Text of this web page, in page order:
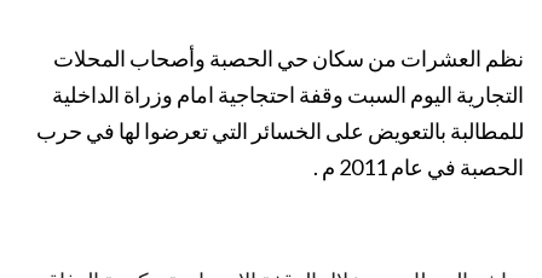
نظم العشرات من سكان حي الحصبة وأصحاب المحلات
التجارية اليوم السبت وقفة احتجاجية امام وزراة الداخلية
للمطالبة بالتعويض على الخسائر التي تعرضوا لها في حرب
الحصبة في عام 2011 م .